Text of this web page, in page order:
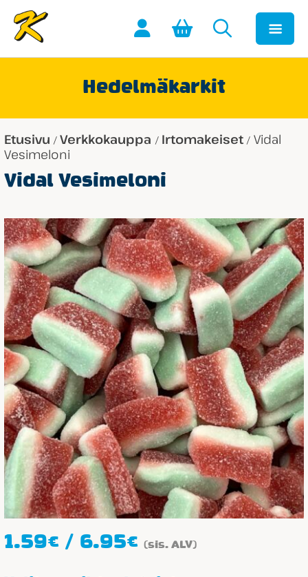
Hedelmäkarkit
Etusivu / Verkkokauppa / Irtomakeiset / Vidal
Vesimeloni
Vidal Vesimeloni
1.59€ / 6.95€Hintaluokka:
(sis. ALV)